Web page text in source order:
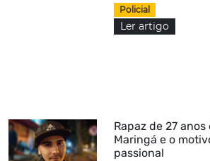
Policial
Ler artigo
Rapaz de 27
Maringá e o
passional